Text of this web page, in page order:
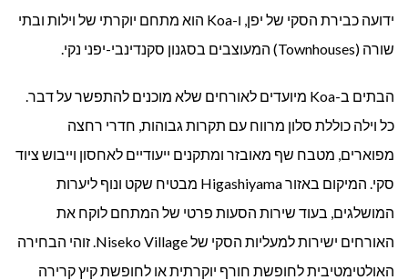
ידועה כבירת הסקי של יפן, ו-Koa הוא מתחם יוקרתי של וילות ובתי
שורה (Townhouses) המעוצבים בסגנון סקנדינבי-יפני נקי.
הבתים ב-Koa מיועדים לאורחים שלא מוכנים להתפשר על דבר.
כל וילה כוללת סלון מרווח עם תקרות גבוהות, חדרי רחצה
מפוארים, מטבח שף מאובזר ומתקנים ייעודיים לאחסון וייבוש ציוד
סקי. המיקום באזור Higashiyama מבטיח שקט ונוף ליערות
המושלגים, בעוד שירות הסעות פרטי של המתחם לוקח את
האורחים ישירות למעליות הסקי של Niseko Village. זוהי הבחירה
האולטימטיבית לחופשת חורף יוקרתית או לחופשת קיץ קרירה